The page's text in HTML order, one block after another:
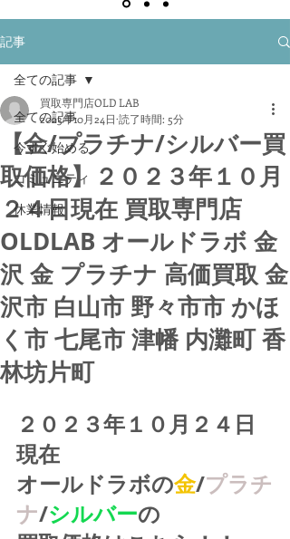
記事
全ての記事
今すぐ始める
コミュニティ
休業情報
全ての記事
【金/プラチナ/シルバー買
取価格】２０２３年１０月
２４日現在 買取専門店
OLDLAB オールドラボ 金
沢 金 プラチナ 高価買取 金
沢市 白山市 野々市市 かほ
く市 七尾市 津幡 内灘町 香
林坊片町
買取専門店OLD LAB
2023年10月24日 読了時間: 5分
２０２３年１０月２４日
現在
オールドラボの金/プラチ
ナ/シルバーの